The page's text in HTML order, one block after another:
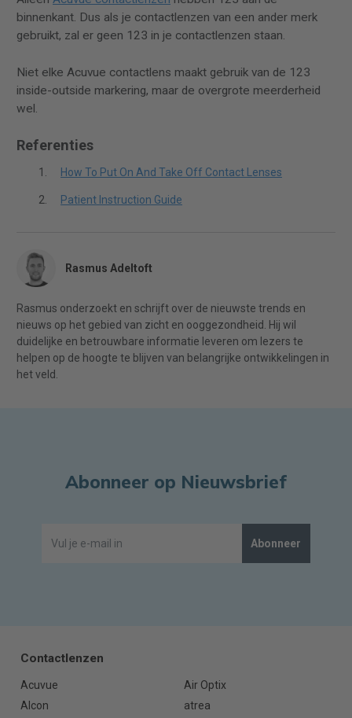
binnenkant. Dus als je contactlenzen van een ander merk
gebruikt, zal er geen 123 in je contactlenzen staan.
Niet elke Acuvue contactlens maakt gebruik van de 123
inside-outside markering, maar de overgrote meerderheid
wel.
Referenties
How To Put On And Take Off Contact Lenses
Patient Instruction Guide
Rasmus Adeltoft
Rasmus onderzoekt en schrijft over de nieuwste trends en
nieuws op het gebied van zicht en ooggezondheid. Hij wil
duidelijke en betrouwbare informatie leveren om lezers te
helpen op de hoogte te blijven van belangrijke ontwikkelingen in
het veld.
Abonneer op Nieuwsbrief
Abonneer
Contactlenzen
Acuvue
Air Optix
Alcon
atrea